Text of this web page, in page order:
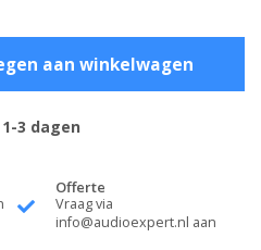
aan winkelwagen
3 dagen
Offerte
Vraag via
info@audioexpert.nl aan